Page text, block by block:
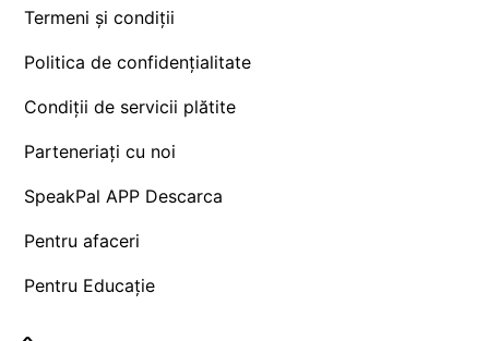
Termeni și condiții
Politica de confidențialitate
Condiții de servicii plătite
Parteneriați cu noi
SpeakPal APP Descarca
Pentru afaceri
Pentru Educație